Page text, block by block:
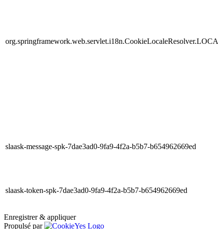
slaask-message-spk-7dae3ad0-9fa9-4f2a-b5b7-b654962669ed
slaask-token-spk-7dae3ad0-9fa9-4f2a-b5b7-b654962669ed
Enregistrer & appliquer
Propulsé par